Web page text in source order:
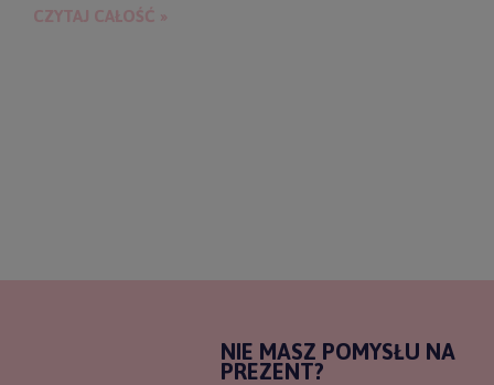
CZYTAJ CAŁOŚĆ »
NIE MASZ POMYSŁU NA
PREZENT?